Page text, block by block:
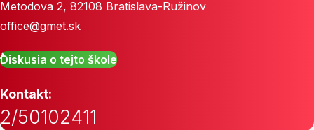
Metodova 2, 82108 Bratislava-Ružinov
office@gmet.sk
Diskusia o tejto škole
Kontakt:
2/50102411